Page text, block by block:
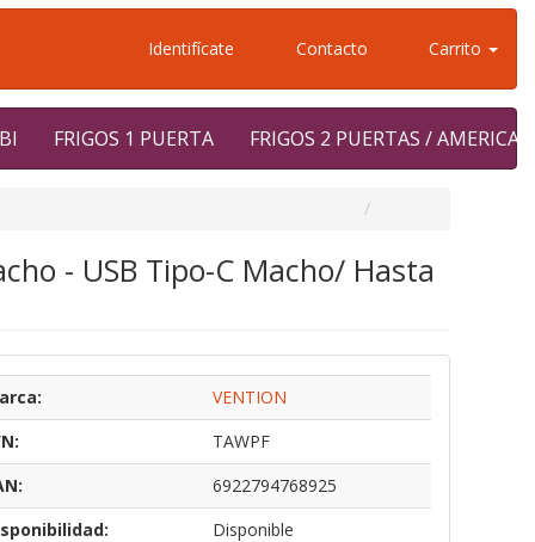
Identifícate Contacto Carrito
FRIGOS 1 PUERTA FRIGOS 2 PUERTAS /
- USB Tipo-C Macho/ Hasta
VENTION
TAWPF
6922794768925
Disponible